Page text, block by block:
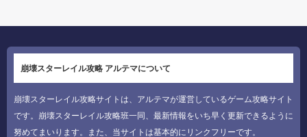
崩壊スターレイル攻略 アルテマについて
崩壊スターレイル攻略サイトは、アルテマが運営しているゲーム攻略サイト
です。崩壊スターレイル攻略班一同、最新情報をいち早く更新できるように
努めてまいります。また、当サイトは基本的にリンクフリーです。